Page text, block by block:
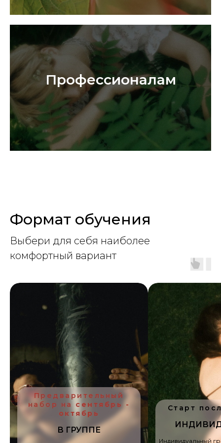
Профессионалам
Формат обучения
Выбери для себя наиболее
комфортный вариант
Предварительный
набор на сентябрь -
октябрь
В ГРУППЕ
Старт
Индивидуальный